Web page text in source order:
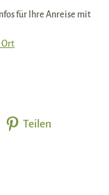
für Ihre Anreise mit
Ort
Teilen